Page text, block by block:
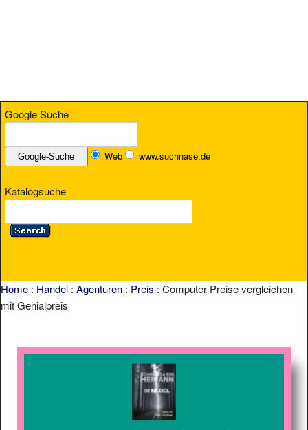
Google Suche
Web www.suchnase.de
Katalogsuche
Home : Handel : Agenturen : Preis : Computer Preise vergleichen
mit Genialpreis